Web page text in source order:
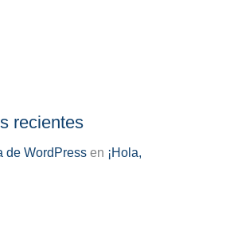
recientes
de WordPress en ¡Hola,